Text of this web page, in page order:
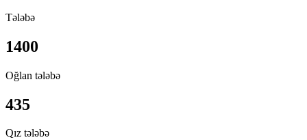
Tələbə
1400
Oğlan tələbə
435
Qız tələbə